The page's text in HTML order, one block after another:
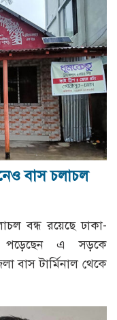
বাস চলাচল
বন্ধ রয়েছে ঢাকা-
পড়েছেন এ সড়কে
বাস টার্মিনাল থেকে